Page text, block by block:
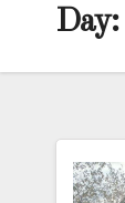
Day: